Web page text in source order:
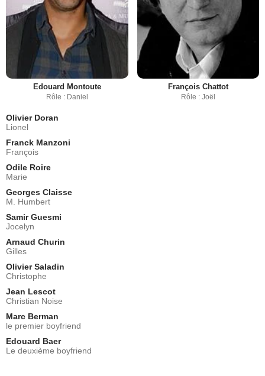
Edouard Montoute
Rôle : Daniel
François Chattot
Rôle : Joël
Olivier Doran
Lionel
Franck Manzoni
François
Odile Roire
Marie
Georges Claisse
M. Humbert
Samir Guesmi
Jocelyn
Arnaud Churin
Gilles
Olivier Saladin
Christophe
Jean Lescot
Christian Noise
Marc Berman
le premier boyfriend
Edouard Baer
Le deuxième boyfriend